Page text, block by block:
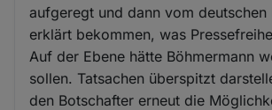
aufgeregt und dann vom deutschen
erklärt bekommen, was
Auf der Ebene hätte Böhmermann
sollen. Tatsachen überspitzt
den Botschafter erneut die